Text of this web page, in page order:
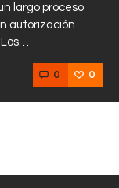
largo proceso
autorización
0 0